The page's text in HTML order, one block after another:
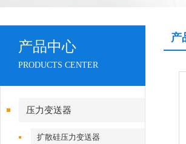
产品中心
PRODUCTS CENTER
压力变送器
扩散硅压力变送器
产